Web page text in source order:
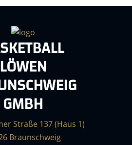
LÖWEN
GMBH
Straße 137 (Haus 1)
Braunschweig